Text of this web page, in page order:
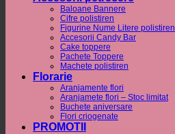
Baloane Bannere
Cifre polistiren
Figurine Nume Litere polistiren
Accesorii Candy Bar
Cake toppere
Pachete Toppere
Machete polistiren
Florarie
Aranjamente flori
Aranjamete flori – Stoc limitat
Buchete aniversare
Flori criogenate
PROMOTII